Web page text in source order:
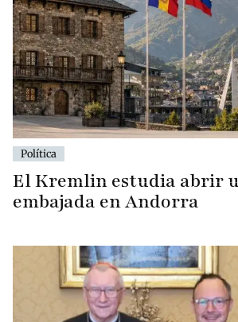
Política
El Kremlin estudia abrir
embajada en Andorra